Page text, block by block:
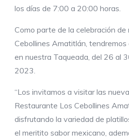
los días de 7:00 a 20:00 horas.
Como parte de la celebración
Cebollines Amatitlán,
en nuestra Taqueada, del 26 al
2023.
“Los invitamos a visitar las
Restaurante Los Cebollines
disfrutando la variedad de
el meritito sabor mexicano,